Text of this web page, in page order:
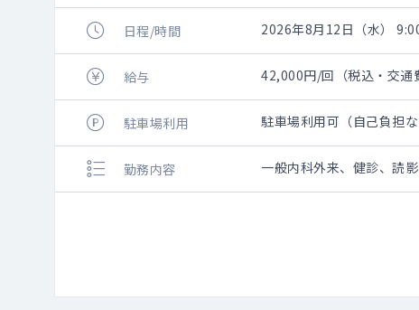
日程/時間 2026年8月12日（水）
給与 42,000円/回（税込・交通
駐車場利用 駐車場利用可（自己負担な
勤務内容 一般内科外来、健診、読